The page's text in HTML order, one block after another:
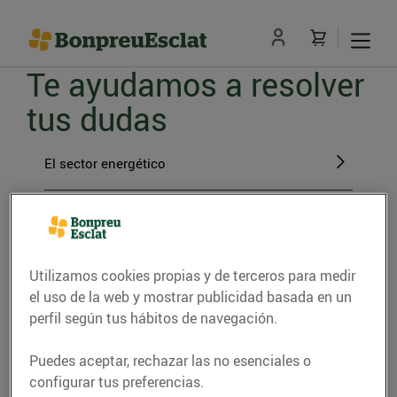
Te ayudamos a resolver
tus dudas
El sector energético
El paso a BonpreuEsclat Energia
Gestiones con BonpreuEsclat Energia
La energía verde
Utilizamos cookies propias y de terceros para medir
el uso de la web y mostrar publicidad basada en un
perfil según tus hábitos de navegación.
Puedes aceptar, rechazar las no esenciales o
configurar tus preferencias.